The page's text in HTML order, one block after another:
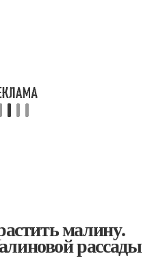
малину.
рассады